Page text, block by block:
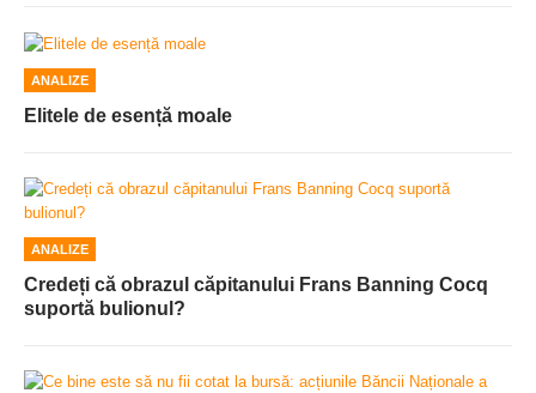
ANALIZE
Elitele de esență moale
ANALIZE
Credeți că obrazul căpitanului Frans Banning Cocq
suportă bulionul?